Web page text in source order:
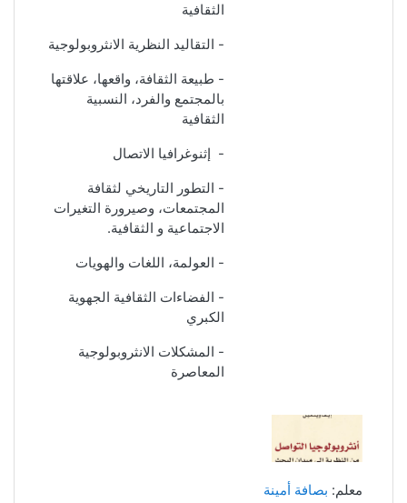
الثقافية
- التقاليد النظرية الانثروبولوجية
- طبيعة الثقافة، واقعها، علاقتها
بالمجتمع والفرد، النسبية
الثقافية
- إثنوغرافيا الاتصال
- التطور التاريخي لثقافة
المجتمعات، وصيرورة التغيرات
الاجتماعية و الثقافية.
- العولمة، اللغات والهويات
- الفضاءات الثقافية الجهوية
الكبري
- المشكلات الانثروبولوجية
المعاصرة
معلم: بصافة أمينة